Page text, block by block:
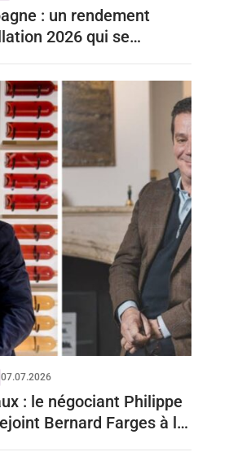
: un rendement
2026 qui se
07.07.2026
: le négociant Philippe
Bernard Farges à la